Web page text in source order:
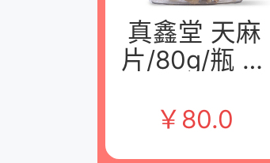
真鑫堂 天麻
片/80g/瓶 江
饮片有限公司
￥ 80.0